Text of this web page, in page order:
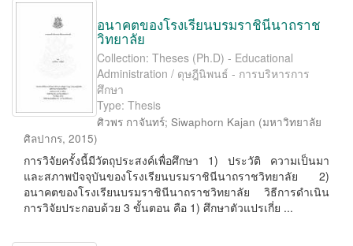
อนาคตของโรงเรียนบรมราชินีนาถราช
วิทยาลัย
Collection: Theses (Ph.D) - Educational
Administration / ดุษฎีนิพนธ์ - การบริหารการ
ศึกษา
Type: Thesis
ศิวพร กาจันทร์; Siwaphorn Kajan (มหาวิทยาลัย
ศิลปากร, 2015)
การวิจัยครั้งนี้มีวัตถุประสงค์เพื่อศึกษา 1) ประวัติ ความเป็นมา
และสภาพปัจจุบันของโรงเรียนบรมราชินีนาถราชวิทยาลัย 2)
อนาคตของโรงเรียนบรมราชินีนาถราชวิทยาลัย วิธีการดำเนิน
การวิจัยประกอบด้วย 3 ขั้นตอน คือ 1) ศึกษาตัวแปรเกี่ย ...